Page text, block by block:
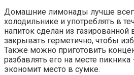
Домашние лимонады лучше
холодильнике и употреблять в
напиток сделан из газированной
закрывать герметично, чтобы
Также можно приготовить
разбавлять его на месте пикника
экономит место в сумке.